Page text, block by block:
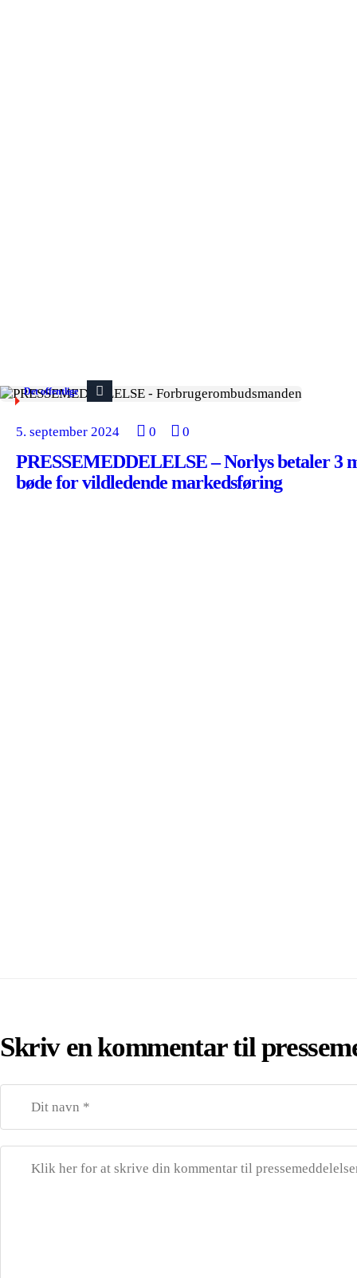
Det offentlige
5. september 2024 0 0
PRESSEMEDDELELSE – Norlys betaler 3
bøde for vildledende markedsføring
Skriv en kommentar til